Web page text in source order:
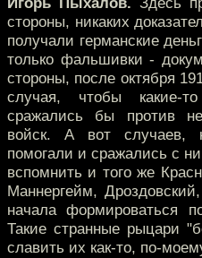
стороны, никаких
получали германские
только фальшивки -
стороны, после октября
случая, чтобы какие-
сражались бы против
войск. А вот случаев,
помогали и сражались с
вспомнить и того же
Маннергейм,
начала формироваться
Такие странные рыцари
славить их как-то, по-